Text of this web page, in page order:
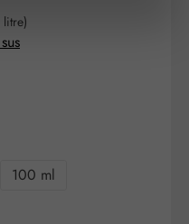
100 ml
la quantité